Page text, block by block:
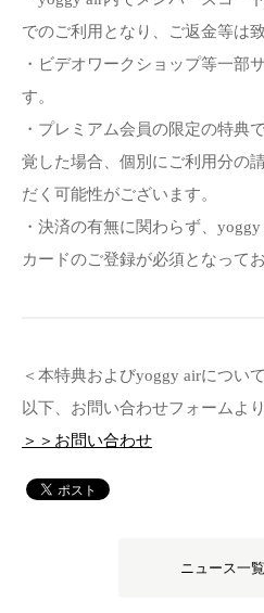
でのご利用となり、ご返金等は
・ビデオワークショップ等一部
す。
・プレミアム会員の限定の特典
覚した場合、個別にご利用分の
だく可能性がございます。
・決済の有無に関わらず、
カードのご登録が必須となってお
＜本特典およびyoggy airについ
以下、お問い合わせフォームよ
＞＞お問い合わせ
ニュース一